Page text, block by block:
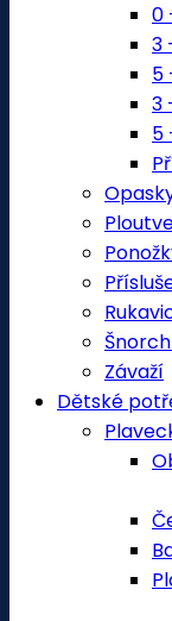
0
3
5
3
5
Závaží
Dětské